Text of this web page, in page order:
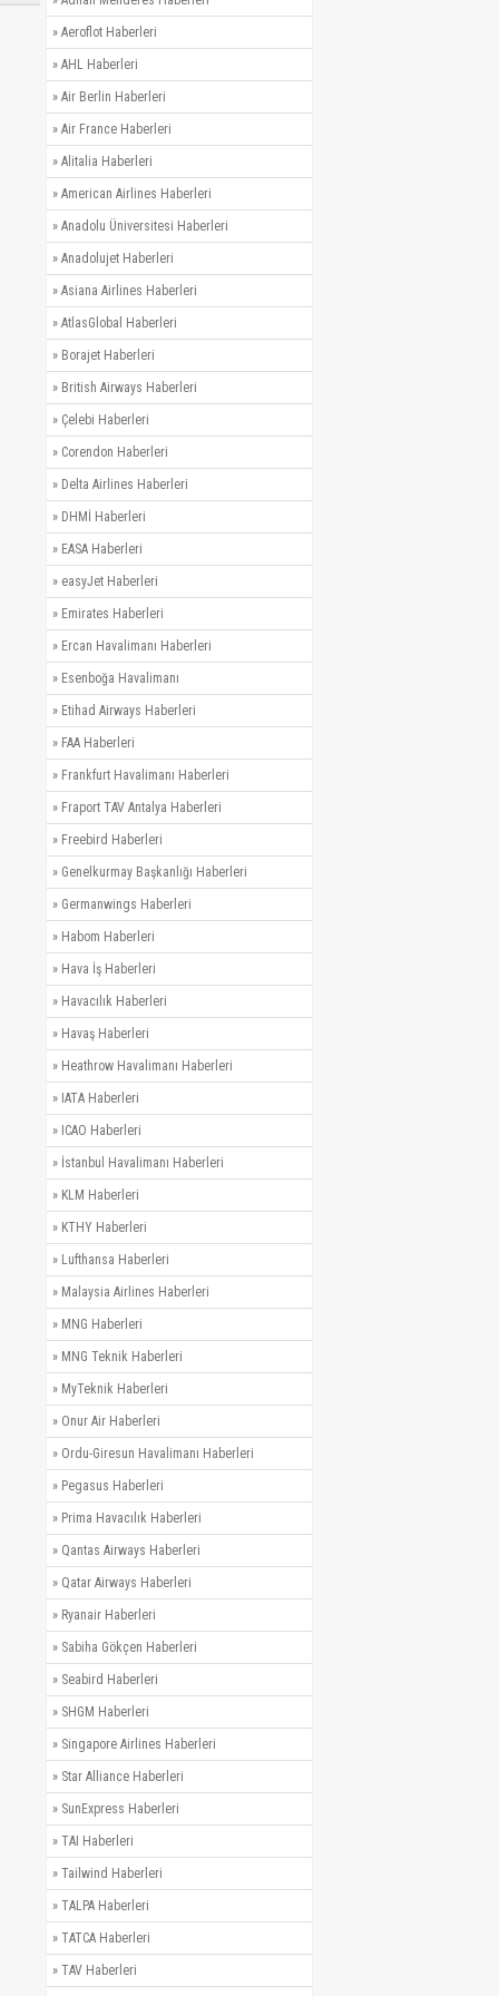
» Aeroflot Haberleri
» AHL Haberleri
» Air Berlin Haberleri
» Air France Haberleri
» Alitalia Haberleri
» American Airlines Haberleri
» Anadolu Üniversitesi Haberleri
» Anadolujet Haberleri
» Asiana Airlines Haberleri
» AtlasGlobal Haberleri
» Borajet Haberleri
» British Airways Haberleri
» Çelebi Haberleri
» Corendon Haberleri
» Delta Airlines Haberleri
» DHMİ Haberleri
» EASA Haberleri
» easyJet Haberleri
» Emirates Haberleri
» Ercan Havalimanı Haberleri
» Esenboğa Havalimanı
» Etihad Airways Haberleri
» FAA Haberleri
» Frankfurt Havalimanı Haberleri
» Fraport TAV Antalya Haberleri
» Freebird Haberleri
» Genelkurmay Başkanlığı Haberleri
» Germanwings Haberleri
» Habom Haberleri
» Hava İş Haberleri
» Havacılık Haberleri
» Havaş Haberleri
» Heathrow Havalimanı Haberleri
» IATA Haberleri
» ICAO Haberleri
» İstanbul Havalimanı Haberleri
» KLM Haberleri
» KTHY Haberleri
» Lufthansa Haberleri
» Malaysia Airlines Haberleri
» MNG Haberleri
» MNG Teknik Haberleri
» MyTeknik Haberleri
» Onur Air Haberleri
» Ordu-Giresun Havalimanı Haberleri
» Pegasus Haberleri
» Prima Havacılık Haberleri
» Qantas Airways Haberleri
» Qatar Airways Haberleri
» Ryanair Haberleri
» Sabiha Gökçen Haberleri
» Seabird Haberleri
» SHGM Haberleri
» Singapore Airlines Haberleri
» Star Alliance Haberleri
» SunExpress Haberleri
» TAI Haberleri
» Tailwind Haberleri
» TALPA Haberleri
» TATCA Haberleri
» TAV Haberleri